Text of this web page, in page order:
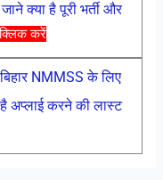
करें
जाने क्या है पूरी भर्ती और
NMMSS के लिए
अप्लाई करने की लास्ट